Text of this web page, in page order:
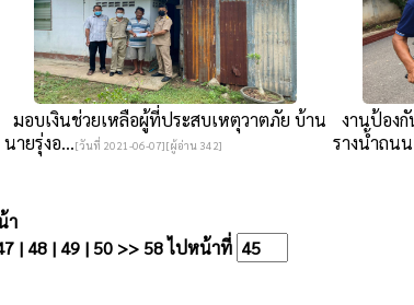
มอบเงินช่วยเหลือผู้ที่ประสบเหตุวาตภัย บ้าน
นายรุ่งอ...[วันที่ 2021-06-07][ผู้อ่าน 342]
งานป้อง
รางน้ำถน
า
| 48| 49| 50 >> 58ไปหน้าที่